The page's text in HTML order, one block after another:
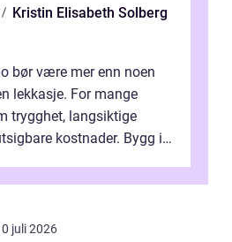
Kristin Elisabeth Solberg
bør være mer enn noen
lekkasje. For mange
trygghet, langsiktige
kostnader. Bygg i
juli 2026